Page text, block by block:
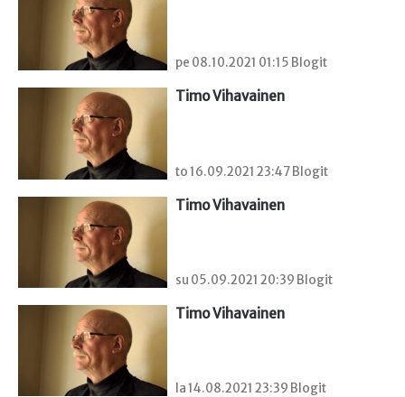
pe 08.10.2021 01:15 Blogit
Timo Vihavainen
to 16.09.2021 23:47 Blogit
Timo Vihavainen
su 05.09.2021 20:39 Blogit
Timo Vihavainen
la 14.08.2021 23:39 Blogit